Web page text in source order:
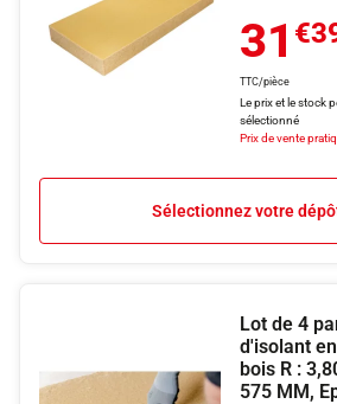
31
TTC/pièce
Le prix et le stock
sélectionné
Prix de vente
Sélectionnez votre
Lot de 4
d'isolant
bois R :
575 MM,